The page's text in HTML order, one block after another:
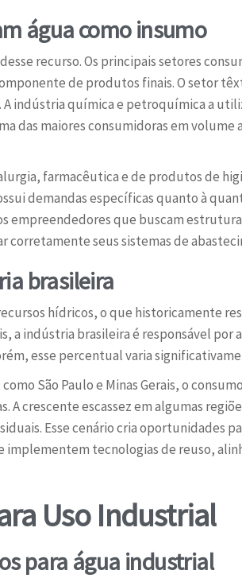
água como insumo
recurso. Os principais setores
de produtos finais. O setor
indústria química e petroquímica a
das maiores consumidoras em
farmacêutica e de produtos de
demandas específicas quanto à
empreendedores que buscam
corretamente seus sistemas de
brasileira
hídricos, o que historicamente
a indústria brasileira é responsável por
esse percentual varia
São Paulo e Minas Gerais, o
A crescente escassez em algumas
Esse cenário cria oportunidades
tecnologias de reuso,
Uso Industrial
para água industrial